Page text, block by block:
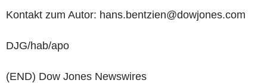
Kontakt zum Autor: hans.bentzien@dowjones.com
DJG/hab/apo
(END) Dow Jones Newswires